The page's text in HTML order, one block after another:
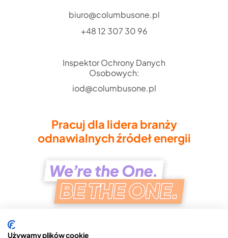
biuro@columbusone.pl
+48 12 307 30 96
Inspektor Ochrony Danych
Osobowych:
iod@columbusone.pl
Pracuj dla lidera branży
odnawialnych źródeł energii
Używamy plików cookie